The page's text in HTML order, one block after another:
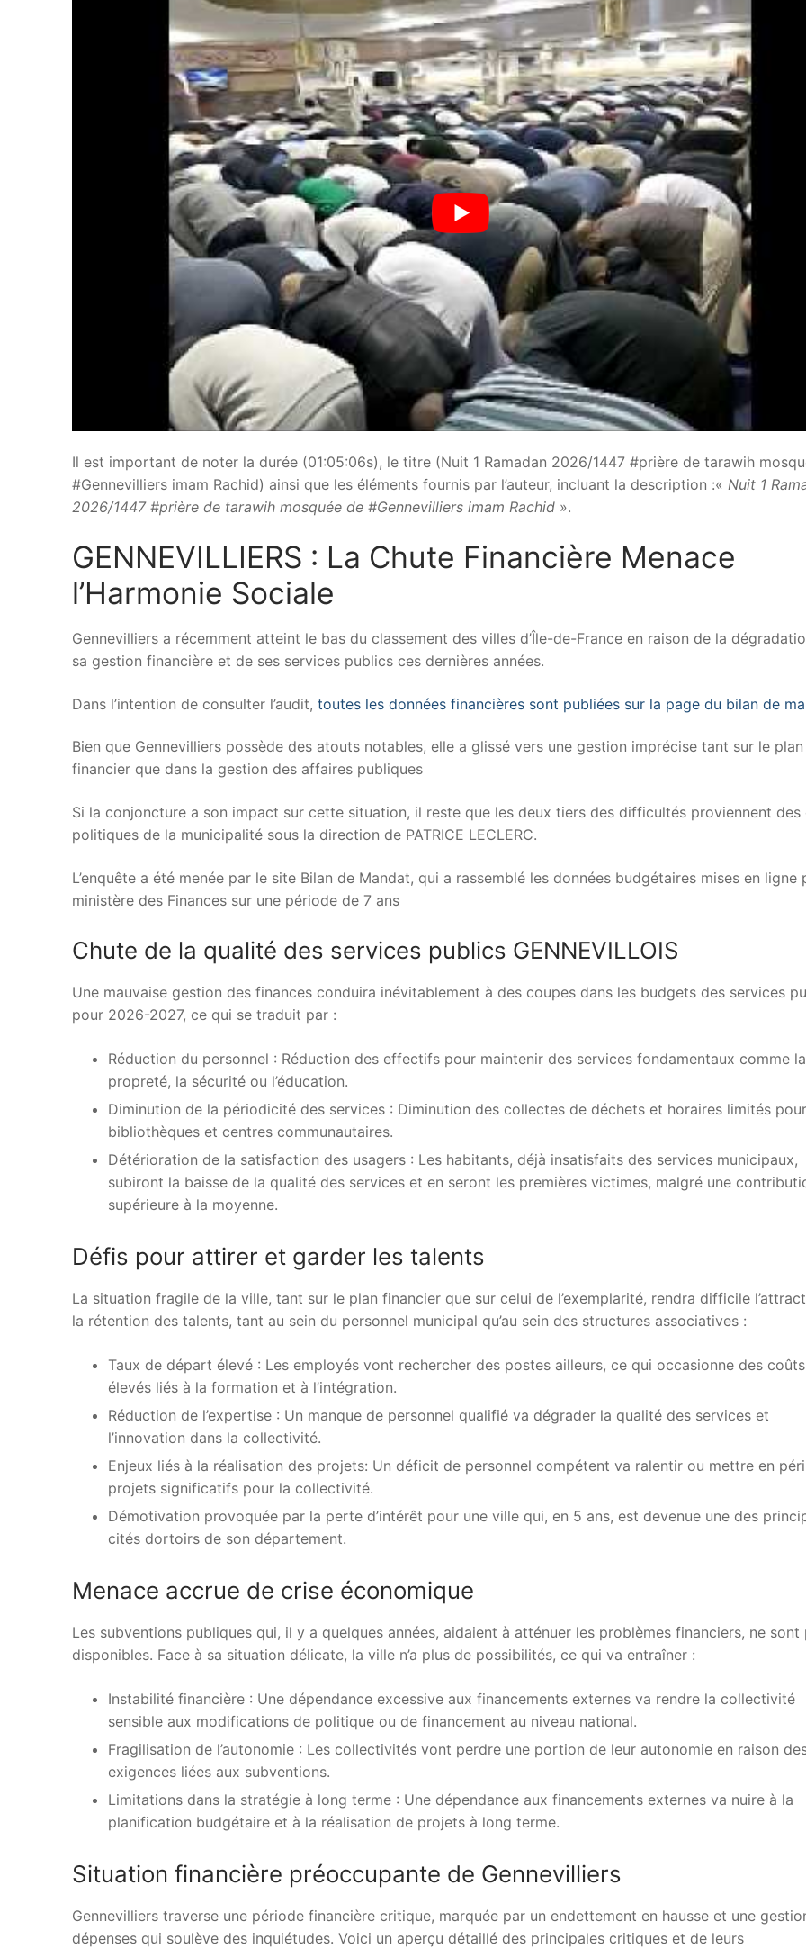
Il est important de noter la durée (01:05:06s), le titre (Nuit 1 Ramadan 2026/1447 #prière de tarawih
#Gennevilliers imam Rachid) ainsi que les éléments fournis par l’auteur, incluant la description :« Nuit 1
2026/1447 #prière de tarawih mosquée de #Gennevilliers imam Rachid ».
GENNEVILLIERS : La Chute Financière Menace
l’Harmonie Sociale
Gennevilliers a récemment atteint le bas du classement des villes d’Île-de-France en raison de la
sa gestion financière et de ses services publics ces dernières années.
Dans l’intention de consulter l’audit, toutes les données financières sont publiées sur la page du bilan de
Bien que Gennevilliers possède des atouts notables, elle a glissé vers une gestion imprécise tant sur le plan
financier que dans la gestion des affaires publiques
Si la conjoncture a son impact sur cette situation, il reste que les deux tiers des difficultés proviennent des
politiques de la municipalité sous la direction de PATRICE LECLERC.
L’enquête a été menée par le site Bilan de Mandat, qui a rassemblé les données budgétaires mises en ligne
ministère des Finances sur une période de 7 ans
Chute de la qualité des services publics GENNEVILLOIS
Une mauvaise gestion des finances conduira inévitablement à des coupes dans les budgets des services
pour 2026-2027, ce qui se traduit par :
Réduction du personnel : Réduction des effectifs pour maintenir des services fondamentaux comme la
propreté, la sécurité ou l’éducation.
Diminution de la périodicité des services : Diminution des collectes de déchets et horaires limités
bibliothèques et centres communautaires.
Détérioration de la satisfaction des usagers : Les habitants, déjà insatisfaits des services municipaux,
subiront la baisse de la qualité des services et en seront les premières victimes, malgré une
supérieure à la moyenne.
Défis pour attirer et garder les talents
La situation fragile de la ville, tant sur le plan financier que sur celui de l’exemplarité, rendra difficile
la rétention des talents, tant au sein du personnel municipal qu’au sein des structures associatives :
Taux de départ élevé : Les employés vont rechercher des postes ailleurs, ce qui occasionne des coûts
élevés liés à la formation et à l’intégration.
Réduction de l’expertise : Un manque de personnel qualifié va dégrader la qualité des services et
l’innovation dans la collectivité.
Enjeux liés à la réalisation des projets: Un déficit de personnel compétent va ralentir ou mettre en
projets significatifs pour la collectivité.
Démotivation provoquée par la perte d’intérêt pour une ville qui, en 5 ans, est devenue une des
cités dortoirs de son département.
Menace accrue de crise économique
Les subventions publiques qui, il y a quelques années, aidaient à atténuer les problèmes financiers, ne sont
disponibles. Face à sa situation délicate, la ville n’a plus de possibilités, ce qui va entraîner :
Instabilité financière : Une dépendance excessive aux financements externes va rendre la collectivité
sensible aux modifications de politique ou de financement au niveau national.
Fragilisation de l’autonomie : Les collectivités vont perdre une portion de leur autonomie en raison
exigences liées aux subventions.
Limitations dans la stratégie à long terme : Une dépendance aux financements externes va nuire à la
planification budgétaire et à la réalisation de projets à long terme.
Situation financière préoccupante de Gennevilliers
Gennevilliers traverse une période financière critique, marquée par un endettement en hausse et une
dépenses qui soulève des inquiétudes. Voici un aperçu détaillé des principales critiques et de leurs